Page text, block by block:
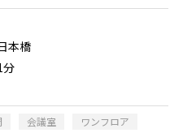
本橋
分
会議室
ワンフロア